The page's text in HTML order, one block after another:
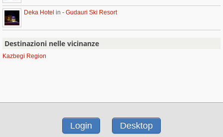
Deka Hotel in - Gudauri Ski Resort
Destinazioni nelle vicinanze
Kazbegi Region
Login Desktop